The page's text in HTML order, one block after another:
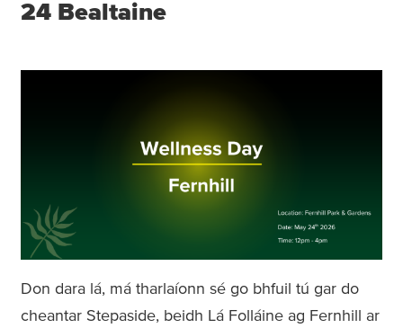
24 Bealtaine
Don dara lá, má tharlaíonn sé go bhfuil tú gar do
cheantar Stepaside, beidh Lá Folláine ag Fernhill ar